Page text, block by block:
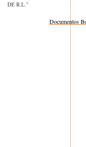
DE R.L."
Documentos